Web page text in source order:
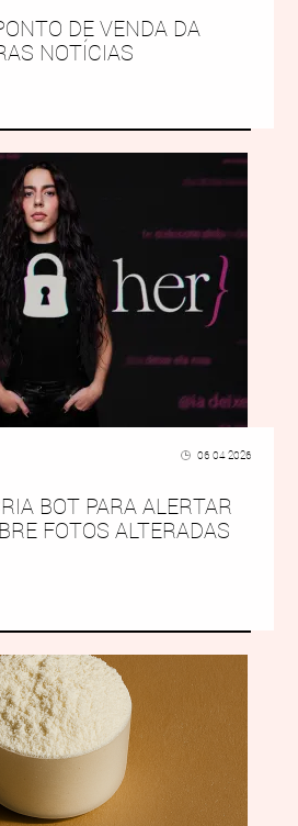
DE VENDA DA
NOTÍCIAS
06 04 2026
BOT PARA ALERTAR
FOTOS ALTERADAS